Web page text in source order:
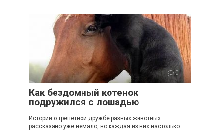
0
Как бездомный котенок
подружился с лошадью
Историй о трепетной дружбе разных животных
рассказано уже немало, но каждая из них настолько